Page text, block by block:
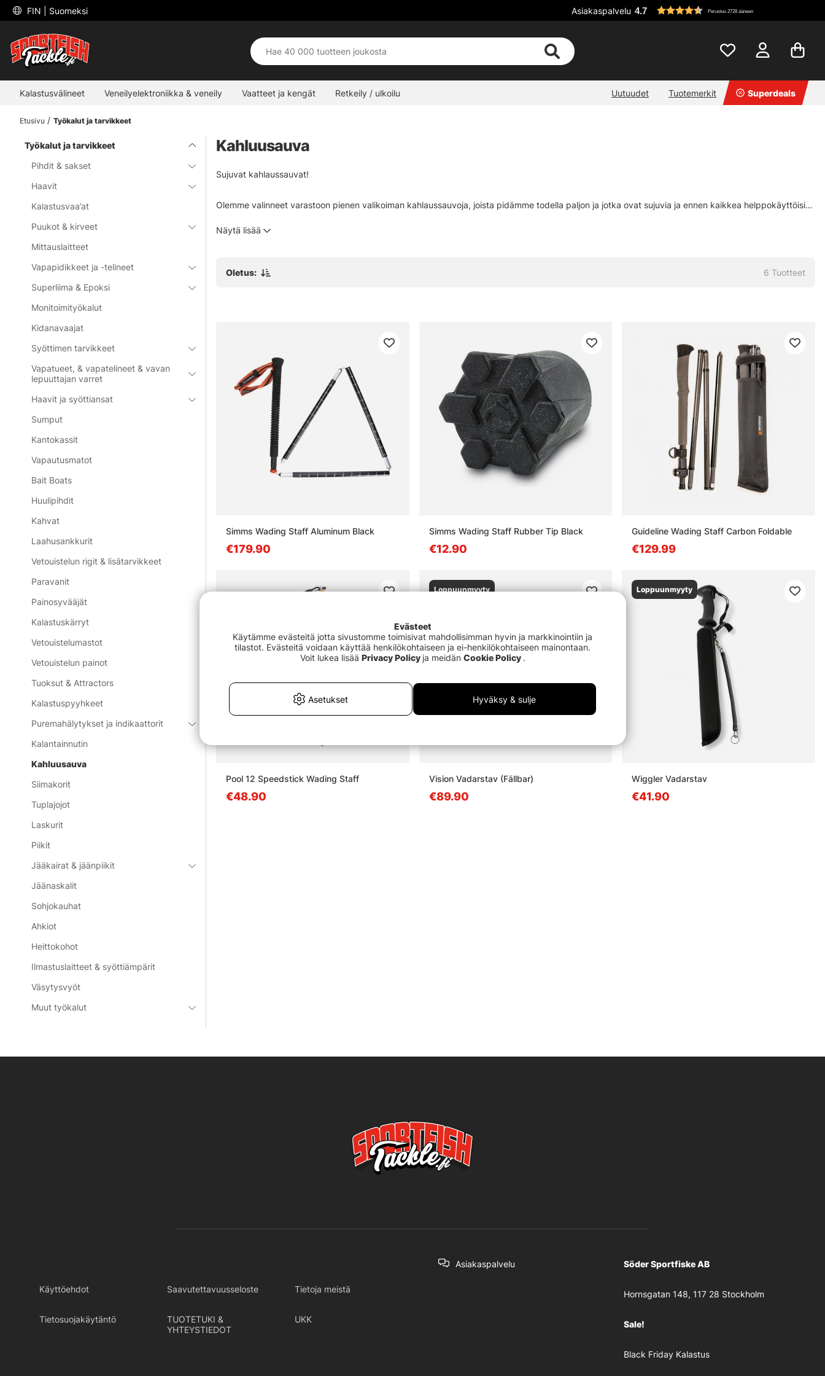
FIN | Suomeksi Asiakaspalvelu 4.7 Perustuu 2728 ääneen
Kalastusvälineet Veneilyelektroniikka & veneily Vaatteet ja kengät Retkeily / ulkoilu Uutuudet Tuotemerkit Superdeals
Etusivu Työkalut ja tarvikkeet
Työkalut ja tarvikkeet
Pihdit & sakset
Haavit
Kalastusvaa’at
Puukot & kirveet
Mittauslaitteet
Vapapidikkeet ja -telineet
Superliima & Epoksi
Monitoimityökalut
Kidanavaajat
Syöttimen tarvikkeet
Vapatueet, & vapatelineet & vavan
lepuuttajan varret
Haavit ja syöttiansat
Sumput
Kantokassit
Vapautusmatot
Bait Boats
Huulipihdit
Kahvat
Laahusankkurit
Vetouistelun rigit & lisätarvikkeet
Paravanit
Painosyvääjät
Kalastuskärryt
Vetouistelumastot
Vetouistelun painot
Tuoksut & Attractors
Kalastuspyyhkeet
Puremahälytykset ja indikaattorit
Kalantainnutin
Kahluusauva
Siimakorit
Tuplajojot
Laskurit
Piikit
Jääkairat & jäänpiikit
Jäänaskalit
Sohjokauhat
Ahkiot
Heittokohot
Ilmastuslaitteet & syöttiämpärit
Väsytysvyöt
Muut työkalut
Kahluusauva
Sujuvat kahlaussauvat!
Olemme valinneet varastoon pienen valikoiman kahlaussauvoja, joista pidämme todella paljon ja jotka ovat sujuvia ja ennen kaikkea helppokäyttöisiä.
Näytä lisää
Oletus: 6 Tuotteet
Simms Wading Staff Aluminum Black
€179.90
Simms Wading Staff Rubber Tip Black
€12.90
Guideline Wading Staff Carbon Foldable
€129.99
Pool 12 Speedstick Wading Staff
€48.90
Loppuunmyyty
Vision Vadarstav (Fällbar)
€89.90
Loppuunmyyty
Wiggler Vadarstav
€41.90
Käyttöehdot Saavutettavuusseloste Tietoja meistä
Tietosuojakäytäntö
TUOTETUKI &
YHTEYSTIEDOT
UKK
Asiakaspalvelu Söder Sportfiske AB
Hornsgatan 148, 117 28 Stockholm
Sale!
Black Friday Kalastus
Evästeet
Käytämme evästeitä jotta sivustomme toimisivat mahdollisimman hyvin ja markkinointiin ja
tilastot. Evästeitä voidaan käyttää henkilökohtaiseen ja ei-henkilökohtaiseen mainontaan.
Voit lukea lisää Privacy Policy ja meidän Cookie Policy .
Asetukset Hyväksy & sulje